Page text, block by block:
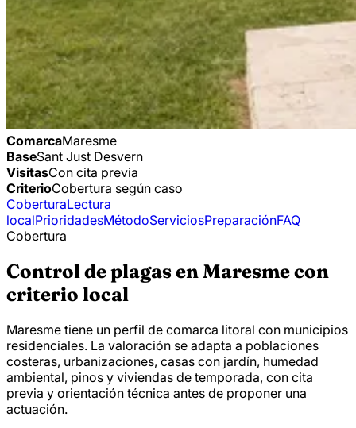
ComarcaMaresme
BaseSant Just Desvern
VisitasCon cita previa
CriterioCobertura según caso
CoberturaLectura
localPrioridadesMétodoServiciosPreparaciónFAQ
Cobertura
Control de plagas en Maresme con
criterio local
Maresme tiene un perfil de comarca litoral con municipios
residenciales. La valoración se adapta a poblaciones
costeras, urbanizaciones, casas con jardín, humedad
ambiental, pinos y viviendas de temporada, con cita
previa y orientación técnica antes de proponer una
actuación.